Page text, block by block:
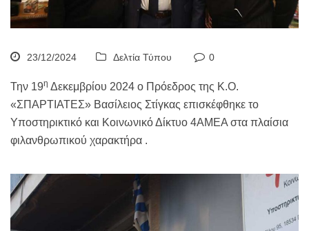
23/12/2024 Δελτία Τύπου 0
Την 19η Δεκεμβρίου 2024 ο Πρόεδρος της Κ.Ο.
«ΣΠΑΡΤΙΑΤΕΣ» Βασίλειος Στίγκας επισκέφθηκε το
Υποστηρικτικό και Κοινωνικό Δίκτυο 4ΑΜΕΑ στα πλαίσια
φιλανθρωπικού χαρακτήρα .